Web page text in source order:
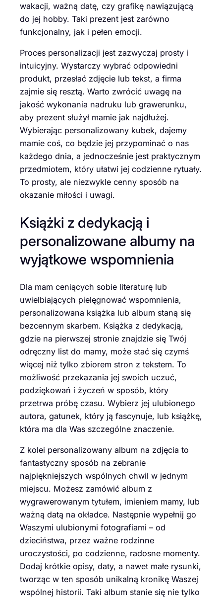
wakacji, ważną datę, czy grafikę nawiązującą
do jej hobby. Taki prezent jest zarówno
funkcjonalny, jak i pełen emocji.
Proces personalizacji jest zazwyczaj prosty i
intuicyjny. Wystarczy wybrać odpowiedni
produkt, przesłać zdjęcie lub tekst, a firma
zajmie się resztą. Warto zwrócić uwagę na
jakość wykonania nadruku lub grawerunku,
aby prezent służył mamie jak najdłużej.
Wybierając personalizowany kubek, dajemy
mamie coś, co będzie jej przypominać o nas
każdego dnia, a jednocześnie jest praktycznym
przedmiotem, który ułatwi jej codzienne rytuały.
To prosty, ale niezwykle cenny sposób na
okazanie miłości i uwagi.
Książki z dedykacją i
personalizowane albumy na
wyjątkowe wspomnienia
Dla mam ceniących sobie literaturę lub
uwielbiających pielęgnować wspomnienia,
personalizowana książka lub album staną się
bezcennym skarbem. Książka z dedykacją,
gdzie na pierwszej stronie znajdzie się Twój
odręczny list do mamy, może stać się czymś
więcej niż tylko zbiorem stron z tekstem. To
możliwość przekazania jej swoich uczuć,
podziękowań i życzeń w sposób, który
przetrwa próbę czasu. Wybierz jej ulubionego
autora, gatunek, który ją fascynuje, lub książkę,
która ma dla Was szczególne znaczenie.
Z kolei personalizowany album na zdjęcia to
fantastyczny sposób na zebranie
najpiękniejszych wspólnych chwil w jednym
miejscu. Możesz zamówić album z
wygrawerowanym tytułem, imieniem mamy, lub
ważną datą na okładce. Następnie wypełnij go
Waszymi ulubionymi fotografiami – od
dzieciństwa, przez ważne rodzinne
uroczystości, po codzienne, radosne momenty.
Dodaj krótkie opisy, daty, a nawet małe rysunki,
tworząc w ten sposób unikalną kronikę Waszej
wspólnej historii. Taki album stanie się nie tylko